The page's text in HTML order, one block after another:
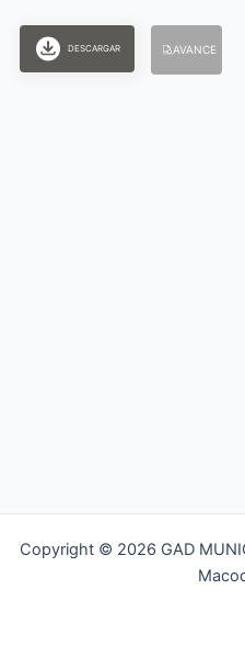
DESCARGAR AVANCE
Copyright © 2026 GAD